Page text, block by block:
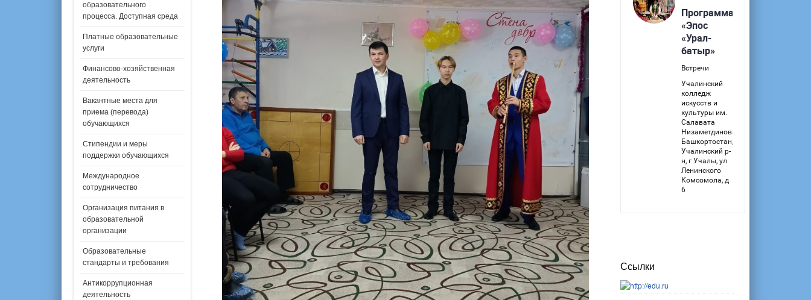
образовательного
процесса. Доступная среда
Платные образовательные
услуги
Финансово-хозяйственная
деятельность
Вакантные места для
приема (перевода)
обучающихся
Стипендии и меры
поддержки обучающихся
Международное
сотрудничество
Организация питания в
образовательной
организации
Образовательные
стандарты и требования
Антикоррупционная
деятельность
Ссылки